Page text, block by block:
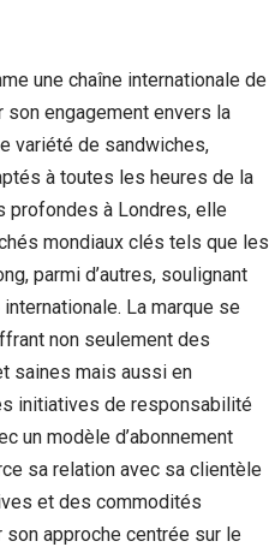
une chaîne internationale de
son engagement envers la
variété de sandwiches,
à toutes les heures de la
profondes à Londres, elle
mondiaux clés tels que les
parmi d’autres, soulignant
La marque se
non seulement des
saines mais aussi en
initiatives de responsabilité
un modèle d’abonnement
sa relation avec sa clientèle
et des commodités
approche centrée sur le